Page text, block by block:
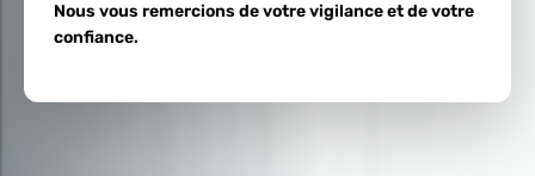
Nous vous remercions de votre vigilance et de votre
confiance.